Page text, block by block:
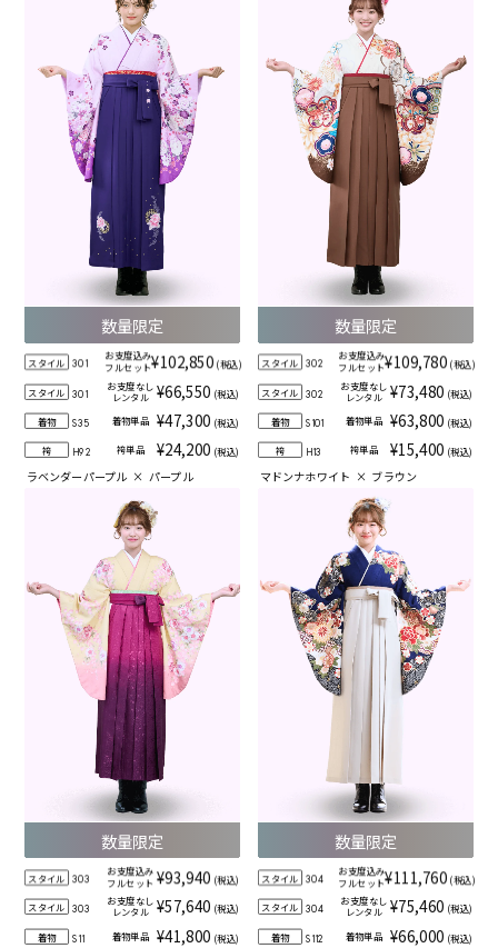
数量限定
スタイル 301
お支度込み
フルセット¥102,850 (税込)
スタイル 301
お支度なし
レンタル
¥66,550 (税込)
着物 S35 着物単品 ¥47,300 (税込)
袴 H92 袴単品 ¥24,200 (税込)
ラベンダーパープル × パープル
数量限定
スタイル 302
お支度込み
フルセット¥109,780 (税込)
スタイル 302
お支度なし
レンタル ¥73,480 (税込)
着物 S101 着物単品 ¥63,800 (税込)
袴 H13 袴単品 ¥15,400 (税込)
マドンナホワイト × ブラウン
数量限定
スタイル 303
お支度込み
フルセット ¥93,940 (税込)
スタイル 303
お支度なし
レンタル
¥57,640 (税込)
着物 S11 着物単品 ¥41,800 (税込)
数量限定
スタイル 304
お支度込み
フルセット¥111,760 (税込)
スタイル 304
お支度なし
レンタル ¥75,460 (税込)
着物 S112 着物単品 ¥66,000 (税込)